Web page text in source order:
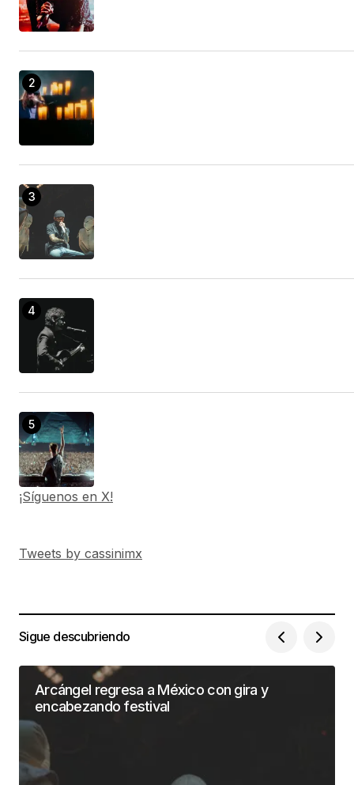
¡Síguenos en X!
Tweets by cassinimx
Sigue descubriendo
Arcángel regresa a México con gira y
encabezando festival